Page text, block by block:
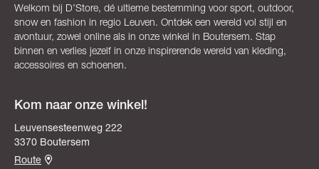
Welkom bij D’Store, dé ultieme bestemming voor sport, outdoor,
snow en fashion in regio Leuven. Ontdek een wereld vol stijl en
avontuur, zowel online als in onze winkel in Boutersem. Stap
binnen en verlies jezelf in onze inspirerende wereld van kleding,
accessoires en schoenen.
Kom naar onze winkel!
Leuvensesteenweg 222
3370 Boutersem
Route